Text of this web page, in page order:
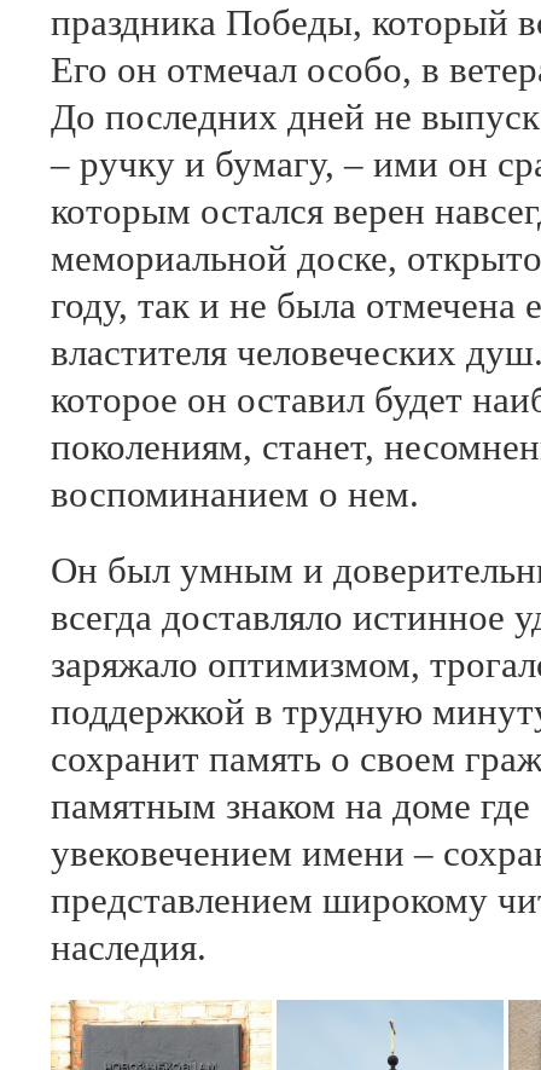
праздника Победы, который
Его он отмечал особо, в
До последних дней не
– ручку и бумагу, – ими он
которым остался верен
мемориальной доске,
году, так и не была отмечена
властителя человеческих
которое он оставил будет
поколениям, станет,
воспоминанием о нем.
Он был умным и
всегда доставляло истинное
заряжало оптимизмом,
поддержкой в трудную
сохранит память о своем
памятным знаком на доме
увековечением имени –
представлением широкому
наследия.